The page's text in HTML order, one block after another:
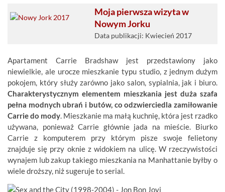
Moja pierwsza wizyta w
Nowym Jorku
Data publikacji: Kwiecień 2017
Apartament Carrie Bradshaw jest przedstawiony jako
niewielkie, ale urocze mieszkanie typu studio, z jednym dużym
pokojem, który służy zarówno jako salon, sypialnia, jak i biuro.
Charakterystycznym elementem mieszkania jest duża szafa
pełna modnych ubrań i butów, co odzwierciedla zamiłowanie
Carrie do mody. Mieszkanie ma małą kuchnię, która jest rzadko
używana, ponieważ Carrie głównie jada na mieście. Biurko
Carrie z komputerem przy którym pisze swoje felietony
znajduje się przy oknie z widokiem na ulicę. W rzeczywistości
wynajem lub zakup takiego mieszkania na Manhattanie byłby o
wiele droższy, niż sugeruje to serial.